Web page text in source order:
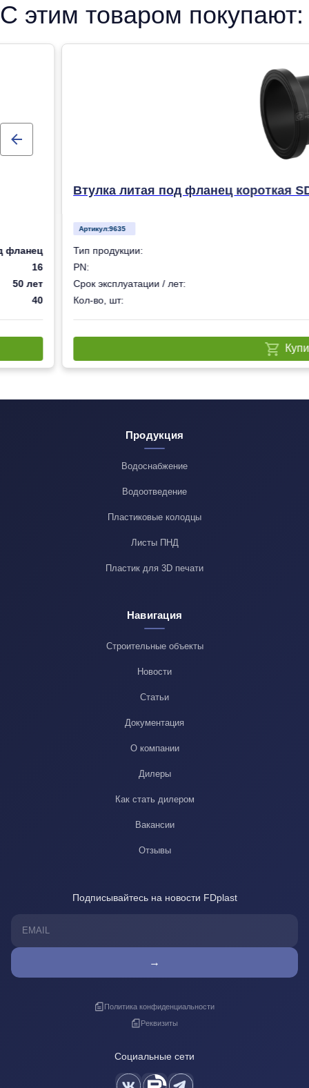
С этим товаром покупают:
фланец
16
50 лет
40
Втулка литая под фланец короткая
Артикул:9635
Тип продукции:
PN:
Срок эксплуатации / лет:
Кол-во, шт:
Продукция
Водоснабжение
Водоотведение
Пластиковые колодцы
Листы ПНД
Пластик для 3D печати
Навигация
Строительные объекты
Новости
Статьи
Документация
О компании
Дилеры
Как стать дилером
Вакансии
Отзывы
Подписывайтесь на новости FDplast
→
Политика конфиденциальности
Реквизиты
Социальные сети